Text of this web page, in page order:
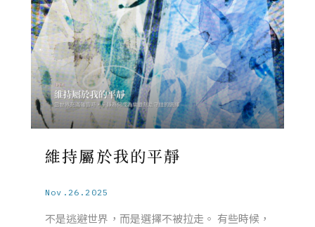
維持屬於我的平靜
Nov.26.2025
不是逃避世界，而是選擇不被拉走。 有些時候，